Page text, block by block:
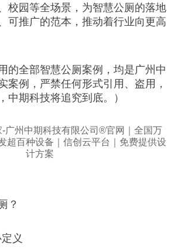
校园等全场景，为智慧公厕的落地
可推广的范本，推动着行业向更高
的全部智慧公厕案例，均是广州中
案例，严禁任何形式引用、盗用，
中期科技将追究到底。）
？
义